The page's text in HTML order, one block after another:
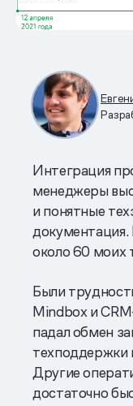
Интеграция
менеджеры
и понятные
около 60 моих
Были
Mindbox и
падал обмен
техподдержки
Другие
достаточно